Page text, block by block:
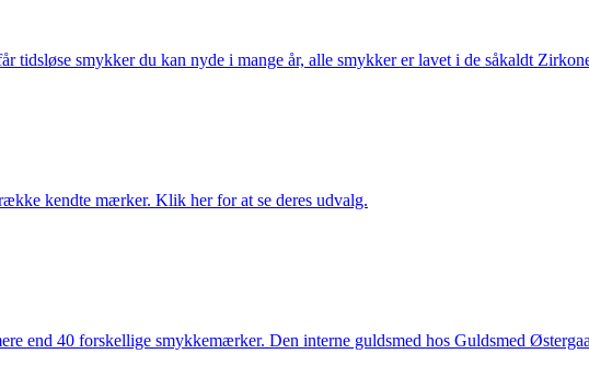
tidsløse smykker du kan nyde i mange år, alle smykker er lavet i de såkaldt
kendte mærker. Klik her for at se deres udvalg.
end 40 forskellige smykkemærker. Den interne guldsmed hos Guldsmed